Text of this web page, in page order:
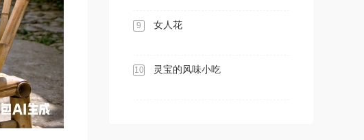
9 女人花
10 灵宝的风味小吃